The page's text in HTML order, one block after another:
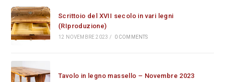
Scrittoio del XVII secolo in vari legni
(RIproduzione)
12 NOVEMBRE 2023 / 0 COMMENTS
Tavolo in legno massello – Novembre 2023